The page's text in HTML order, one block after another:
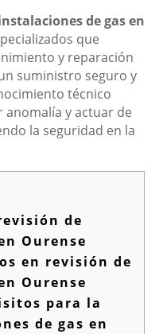
de gas en
que
y reparación
suministro seguro y
técnico
y actuar de
la seguridad en la
de
Ourense
en revisión de
Ourense
para la
de gas en